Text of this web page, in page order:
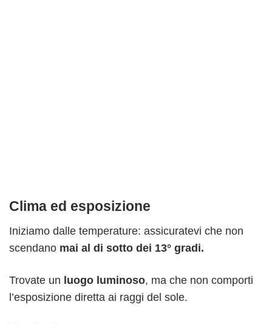
Clima ed esposizione
Iniziamo dalle temperature: assicuratevi che non
scendano mai al di sotto dei 13° gradi.
Trovate un luogo luminoso, ma che non comporti
l’esposizione diretta ai raggi del sole.